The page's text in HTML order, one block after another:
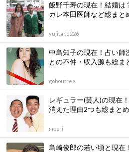
飯野千寿の現在！結婚は
カレ本田医師など総まと
yujitake226
中島知子の現在！占い師
との不仲・収入源も総ま
goboutree
レギュラー(芸人)の現在
消えた理由2つも総まとめ
mpori
島崎俊郎の若い頃と現在